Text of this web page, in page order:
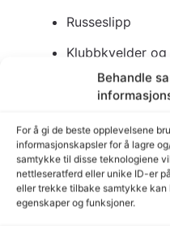
Behandle
For å gi de beste opplevelsene
informasjonskapsler for å lagre
samtykke til disse teknologiene
nettleseratferd eller unike ID-er
eller trekke tilbake samtykke
egenskaper og funksjoner.
Russeslipp
Klubbkvelder
Be gjestene
neongule klær –
Dekning og
Hver spot
Til et område på